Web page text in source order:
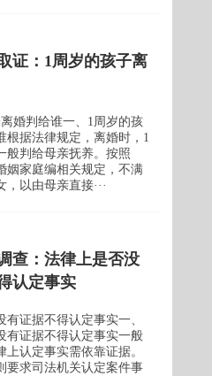
证：1周岁的孩子离
婚判给谁一、1周岁的孩
根据法律规定，离婚时，1
般判给母亲抚养。按照
姻家庭编相关规定，不满
，以由母亲直接···
查：法律上是否没
认定事实
有证据不得认定事实一、
有证据不得认定事实一般
上认定事实需依靠证据。
要求司法机关认定案件事